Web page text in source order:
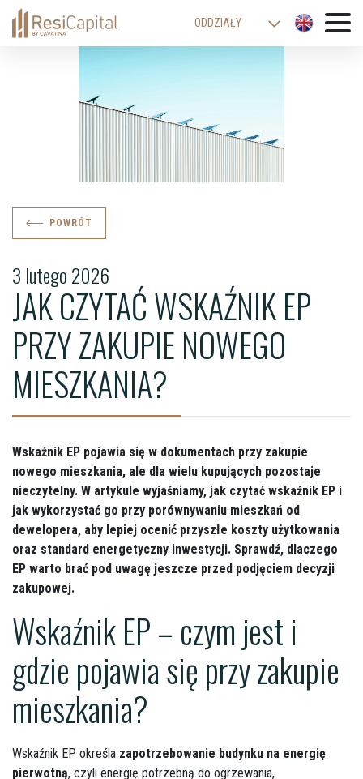
ODDZIAŁY
JAK CZYTAĆ WSKAŹNIK EP
PRZY ZAKUPIE NOWEGO
MIESZKANIA?
3 lutego 2026
POWRÓT
Wskaźnik EP pojawia się w dokumentach przy zakupie
nowego mieszkania, ale dla wielu kupujących pozostaje
nieczytelny. W artykule wyjaśniamy, jak czytać wskaźnik EP i
jak wykorzystać go przy porównywaniu mieszkań od
dewelopera, aby lepiej ocenić przyszłe koszty użytkowania
oraz standard energetyczny inwestycji. Sprawdź, dlaczego
EP warto brać pod uwagę jeszcze przed podjęciem decyzji
zakupowej.
Wskaźnik EP – czym jest i
gdzie pojawia się przy zakupie
mieszkania?
Wskaźnik EP określa zapotrzebowanie budynku na energię
pierwotną, czyli energię potrzebną do ogrzewania,